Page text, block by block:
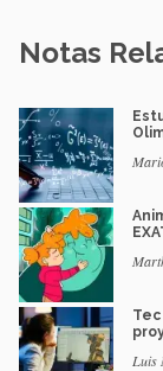
Notas
Luis